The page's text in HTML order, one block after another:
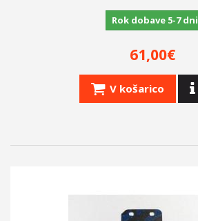
Rok dobave 5-7 dni
61,00€
V košarico